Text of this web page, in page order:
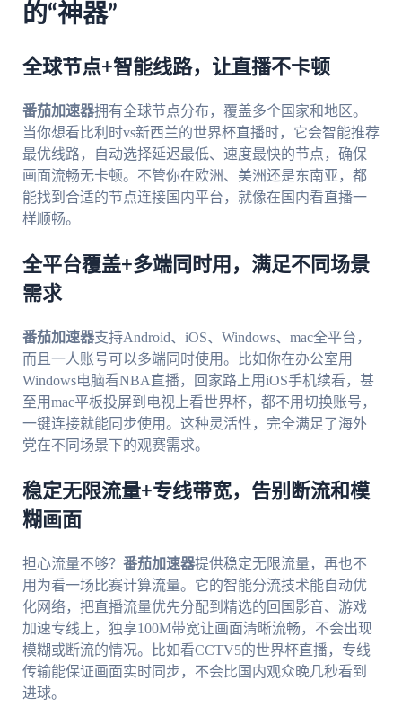
的“神器”
全球节点+智能线路，让直播不卡顿
番茄加速器拥有全球节点分布，覆盖多个国家和地区。
当你想看比利时vs新西兰的世界杯直播时，它会智能推荐
最优线路，自动选择延迟最低、速度最快的节点，确保
画面流畅无卡顿。不管你在欧洲、美洲还是东南亚，都
能找到合适的节点连接国内平台，就像在国内看直播一
样顺畅。
全平台覆盖+多端同时用，满足不同场景
需求
番茄加速器支持Android、iOS、Windows、mac全平台，
而且一人账号可以多端同时使用。比如你在办公室用
Windows电脑看NBA直播，回家路上用iOS手机续看，甚
至用mac平板投屏到电视上看世界杯，都不用切换账号，
一键连接就能同步使用。这种灵活性，完全满足了海外
党在不同场景下的观赛需求。
稳定无限流量+专线带宽，告别断流和模
糊画面
担心流量不够？ 番茄加速器提供稳定无限流量，再也不
用为看一场比赛计算流量。它的智能分流技术能自动优
化网络，把直播流量优先分配到精选的回国影音、游戏
加速专线上，独享100M带宽让画面清晰流畅，不会出现
模糊或断流的情况。比如看CCTV5的世界杯直播，专线
传输能保证画面实时同步，不会比国内观众晚几秒看到
进球。